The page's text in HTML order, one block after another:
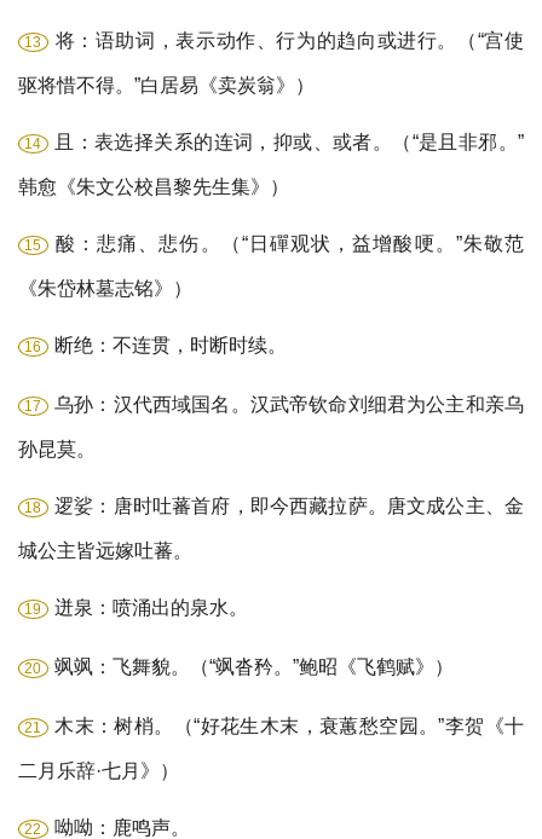
13 将：语助词，表示动作、行为的趋向或进行。（“宫使
驱将惜不得。”白居易《卖炭翁》）
14 且：表选择关系的连词，抑或、或者。（“是且非邪。”
韩愈《朱文公校昌黎先生集》）
15 酸：悲痛、悲伤。（“日磾观状，益增酸哽。”朱敬范
《朱岱林墓志铭》）
16 断绝：不连贯，时断时续。
17 乌孙：汉代西域国名。汉武帝钦命刘细君为公主和亲乌
孙昆莫。
18 逻娑：唐时吐蕃首府，即今西藏拉萨。唐文成公主、金
城公主皆远嫁吐蕃。
19 迸泉：喷涌出的泉水。
20 飒飒：飞舞貌。（“飒沓矜。”鲍昭《飞鹤赋》）
21 木末：树梢。（“好花生木末，衰蕙愁空园。”李贺《十
二月乐辞·七月》）
22 呦呦：鹿鸣声。